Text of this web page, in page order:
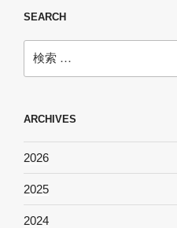
SEARCH
索:
ARCHIVES
2026
2025
2024